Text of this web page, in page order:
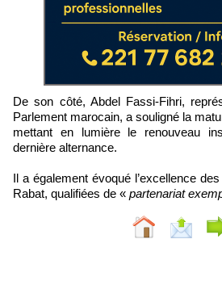
De son côté, Abdel Fassi-Fihri, représentant du président du
Parlement marocain, a souligné la
mettant en lumière le renouveau
dernière alternance.
Il a également évoqué l’excellence
Rabat, qualifiées de « partenariat